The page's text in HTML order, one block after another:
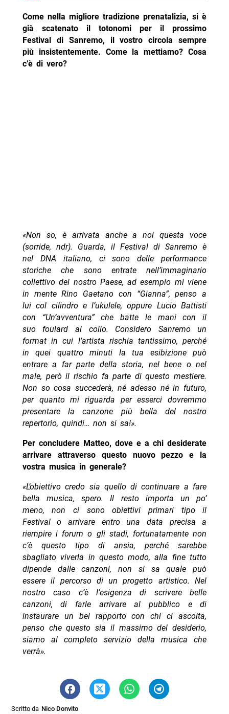
Come nella migliore tradizione prenatalizia, si è
già scatenato il totonomi per il prossimo
Festival di Sanremo, il vostro circola sempre
più insistentemente. Come la mettiamo? Cosa
c’è di vero?
«Non so, è arrivata anche a noi questa voce
(sorride, ndr). Guarda, il Festival di Sanremo è
nel DNA italiano, ci sono delle performance
storiche che sono entrate nell’immaginario
collettivo del nostro Paese, ad esempio mi viene
in mente Rino Gaetano con “Gianna”, penso a
lui col cilindro e l’ukulele, oppure Lucio Battisti
con “Un’avventura” che batte le mani con il
suo foulard al collo. Considero Sanremo un
format in cui l’artista rischia tantissimo, perché
in quei quattro minuti la tua esibizione può
entrare a far parte della storia, nel bene o nel
male, però il rischio fa parte di questo mestiere.
Non so cosa succederà, né adesso né in futuro,
per quanto mi riguarda per esserci dovremmo
presentare la canzone più bella del nostro
repertorio, quindi… non si sa!».
Per concludere Matteo, dove e a chi desiderate
arrivare attraverso questo nuovo pezzo e la
vostra musica in generale?
«L’obiettivo credo sia quello di continuare a fare
bella musica, spero. Il resto importa un po’
meno, non ci sono obiettivi primari tipo il
Festival o arrivare entro una data precisa a
riempire i forum o gli stadi, fortunatamente non
c’è questo tipo di ansia, perché sarebbe
sbagliato viverla in questo modo, alla fine tutto
dipende dalle canzoni, non si sa quale può
essere il percorso di un progetto artistico. Nel
nostro caso c’è l’esigenza di scrivere belle
canzoni, di farle arrivare al pubblico e di
instaurare un bel rapporto con chi ci ascolta,
penso che questo sia il massimo del desiderio,
siamo al completo servizio della musica che
verrà».
Scritto da Nico Donvito